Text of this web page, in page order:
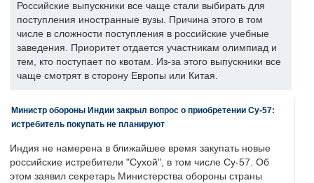
Российские выпускники все чаще стали выбирать для
поступления иностранные вузы. Причина этого в том
числе в сложности поступления в российские учебные
заведения. Приоритет отдается участникам олимпиад и
тем, кто поступает по квотам. Из-за этого выпускники все
чаще смотрят в сторону Европы или Китая.
Министр обороны Индии закрыл вопрос о приобретении Су-57:
истребитель покупать не планируют
Индия не намерена в ближайшее время закупать новые
российские истребители "Сухой", в том числе Су-57. Об
этом заявил секретарь Министерства обороны страны